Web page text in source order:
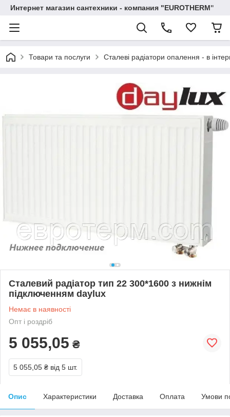
Интернет магазин сантехники - компания "EUROTHERM"
Товари та послуги Сталеві радіатори опалення - в
Сталевий радіатор тип 22 300*1600 з нижнім
підключенням daylux
Немає в наявності
Опт і роздріб
5 055,05 ₴
5 055,05 ₴ від 5 шт.
Опис Характеристики Доставка Оплата Умови